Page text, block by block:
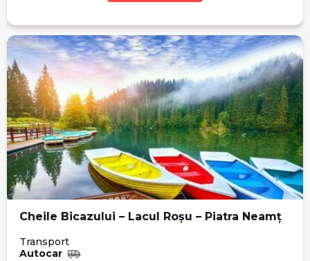
Cheile Bicazului – Lacul Roșu – Piatra Neamț
Transport
Autocar